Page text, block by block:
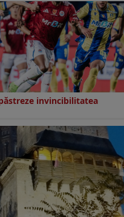
invincibilitatea